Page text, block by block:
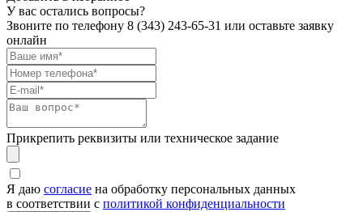
У вас остались вопросы?
Звоните по телефону 8 (343) 243-65-31 или оставьте заявку
онлайн
Прикрепить реквизиты или техническое задание
Я даю согласие на обработку персональных данных
в соответствии с политикой конфиденциальности